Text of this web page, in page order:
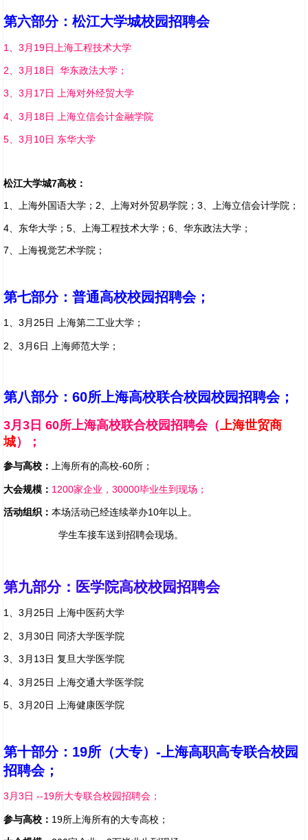
第六部分：松江大学城校园招聘会
1、3月19日上海工程技术大学
2、3月18日 华东政法大学；
3、3月17日 上海对外经贸大学
4、3月18日 上海立信会计金融学院
5、3月10日 东华大学
松江大学城7高校：
1、上海外国语大学；2、上海对外贸易学院；3、上海立信会计学院；
4、东华大学；5、上海工程技术大学；6、华东政法大学；
7、上海视觉艺术学院；
第七部分：普通高校校园招聘会；
1、3月25日 上海第二工业大学；
2、3月6日 上海师范大学；
第八部分：60所上海高校联合校园校园招聘会；
3月3日 60所上海高校联合校园招聘会（ 上海世贸商
城）；
参与高校： 上海所有的高校-60所；
大会规模： 1200家企业，30000毕业生到现场；
活动组织： 本场活动已经连续举办10年以上。
学生车接车送到招聘会现场。
第九部分：医学院高校校园招聘会
1、3月25日 上海中医药大学
2 、3月30日 同济大学医学院
3、3月13日 复旦大学医学院
4、3月25日 上海交通大学医学院
5、3月20日 上海健康医学院
第十部分：19所（大专）-上海高职高专联合校园
招聘会；
3月3日 --19所大专联合校园招聘会；
参与高校： 19所上海所有的大专高校；